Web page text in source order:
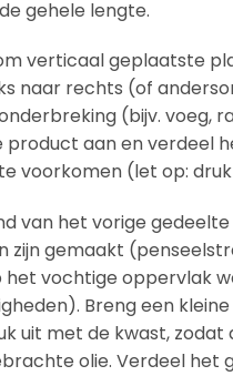
gehele lengte.
verticaal geplaatste
naar rechts (of
(bijv. voeg,
product aan en verdeel
voorkomen (let op:
van het vorige
zijn gemaakt
vochtige oppervlak
Breng een
uit met de kwast,
olie. Verdeel